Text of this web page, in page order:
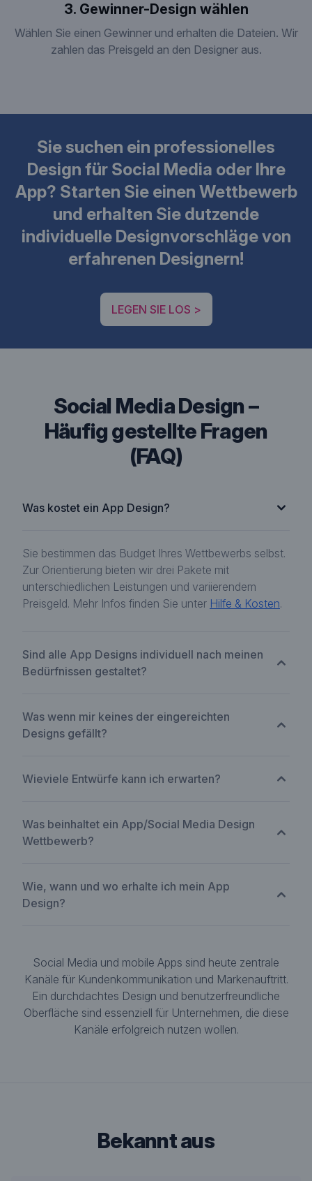
3. Gewinner-Design wählen
Wählen Sie einen Gewinner und erhalten die Dateien. Wir
zahlen das Preisgeld an den Designer aus.
Sie suchen ein professionelles
Design für Social Media oder Ihre
App? Starten Sie einen Wettbewerb
und erhalten Sie dutzende
individuelle Designvorschläge von
erfahrenen Designern!
LEGEN SIE LOS >
Social Media Design –
Häufig gestellte Fragen
(FAQ)
Was kostet ein App Design?
Sie bestimmen das Budget Ihres Wettbewerbs selbst.
Zur Orientierung bieten wir drei Pakete mit
unterschiedlichen Leistungen und variierendem
Preisgeld. Mehr Infos finden Sie unter Hilfe & Kosten.
Sind alle App Designs individuell nach meinen
Bedürfnissen gestaltet?
Was wenn mir keines der eingereichten
Designs gefällt?
Wieviele Entwürfe kann ich erwarten?
Was beinhaltet ein App/Social Media Design
Wettbewerb?
Wie, wann und wo erhalte ich mein App
Design?
Social Media und mobile Apps sind heute zentrale
Kanäle für Kundenkommunikation und Markenauftritt.
Ein durchdachtes Design und benutzerfreundliche
Oberfläche sind essenziell für Unternehmen, die diese
Kanäle erfolgreich nutzen wollen.
bekannt aus